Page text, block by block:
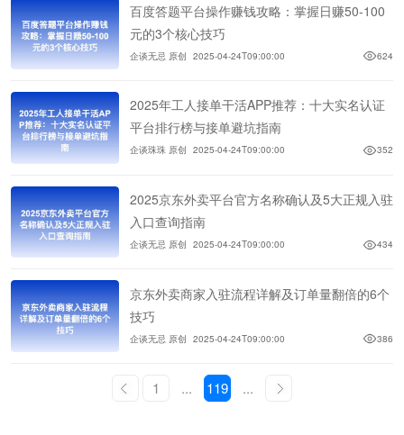
百度答题平台操作赚钱攻略：掌握日赚50-100
元的3个核心技巧
企谈无忌 原创 2025-04-24T09:00:00 624
2025年工人接单干活APP推荐：十大实名认证
平台排行榜与接单避坑指南
企谈珠珠 原创 2025-04-24T09:00:00 352
2025京东外卖平台官方名称确认及5大正规入驻
入口查询指南
企谈无忌 原创 2025-04-24T09:00:00 434
京东外卖商家入驻流程详解及订单量翻倍的6个
技巧
企谈无忌 原创 2025-04-24T09:00:00 386
1 ... 119 ...